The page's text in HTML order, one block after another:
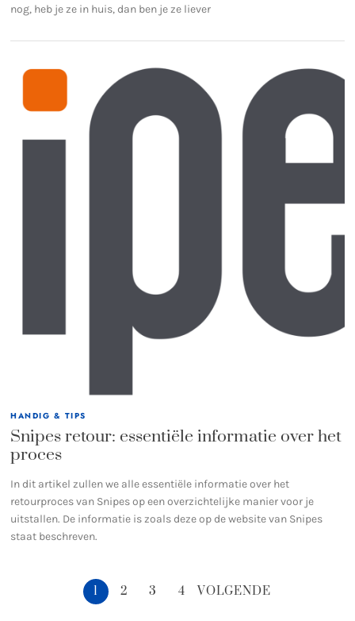
nog, heb je ze in huis, dan ben je ze liever
HANDIG & TIPS
Snipes retour: essentiële informatie over het
proces
In dit artikel zullen we alle essentiële informatie over het
retourproces van Snipes op een overzichtelijke manier voor je
uitstallen. De informatie is zoals deze op de website van Snipes
staat beschreven.
1 2 3 4 VOLGENDE